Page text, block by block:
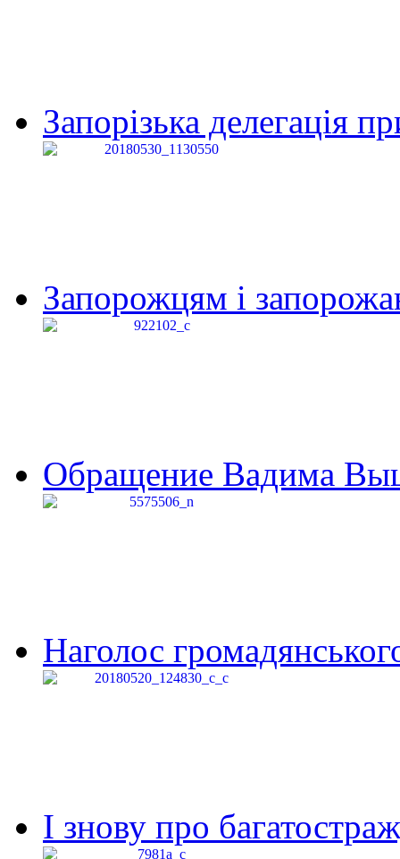
Запорізька делегація
Запорожцям і
Обращение Вадима
Наголос
І знову про